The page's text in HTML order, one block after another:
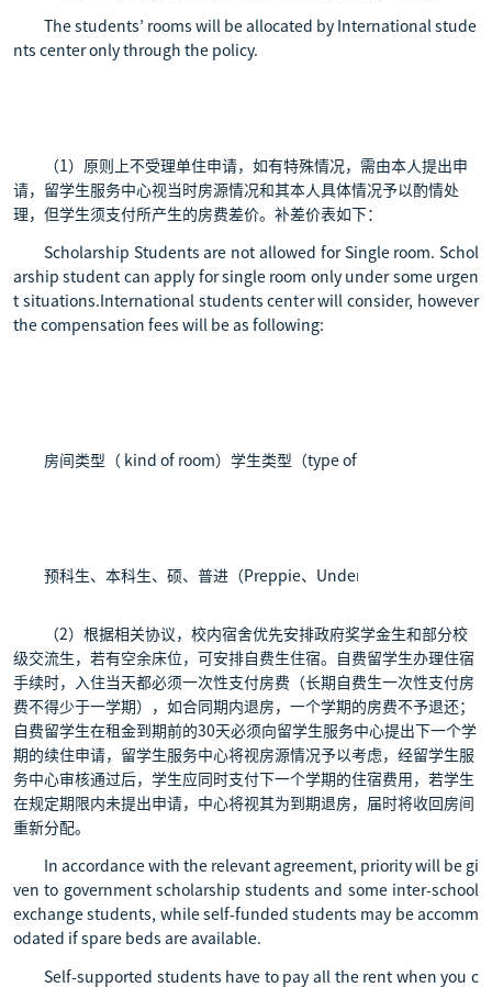
The students’ rooms will be allocated by International stude
nts center only through the policy.
（1）原则上不受理单住申请，如有特殊情况，需由本人提出申
请，留学生服务中心视当时房源情况和其本人具体情况予以酌情处
理，但学生须支付所产生的房费差价。补差价表如下：
Scholarship Students are not allowed for Single room. Schol
arship student can apply for single room only under some urgen
t situations.International students center will consider, however
the compensation fees will be as following:
房间类型（ kind of room）学生类型（type of students）
预科生、本科生、硕、普进（Preppie、Undergraduate 、
（2）根据相关协议，校内宿舍优先安排政府奖学金生和部分校
级交流生，若有空余床位，可安排自费生住宿。自费留学生办理住宿
手续时，入住当天都必须一次性支付房费（长期自费生一次性支付房
费不得少于一学期），如合同期内退房，一个学期的房费不予退还；
自费留学生在租金到期前的30天必须向留学生服务中心提出下一个学
期的续住申请，留学生服务中心将视房源情况予以考虑，经留学生服
务中心审核通过后，学生应同时支付下一个学期的住宿费用，若学生
在规定期限内未提出申请，中心将视其为到期退房，届时将收回房间
重新分配。
In accordance with the relevant agreement, priority will be gi
ven to government scholarship students and some inter-school
exchange students, while self-funded students may be accomm
odated if spare beds are available.
Self-supported students have to pay all the rent when you c